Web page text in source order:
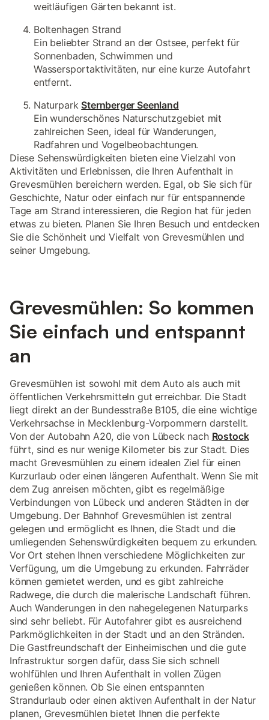
weitläufigen Gärten bekannt ist.
Boltenhagen Strand
Ein beliebter Strand an der Ostsee, perfekt für
Sonnenbaden, Schwimmen und
Wassersportaktivitäten, nur eine kurze Autofahrt
entfernt.
Naturpark Sternberger Seenland
Ein wunderschönes Naturschutzgebiet mit
zahlreichen Seen, ideal für Wanderungen,
Radfahren und Vogelbeobachtungen.
Diese Sehenswürdigkeiten bieten eine Vielzahl von
Aktivitäten und Erlebnissen, die Ihren Aufenthalt in
Grevesmühlen bereichern werden. Egal, ob Sie sich für
Geschichte, Natur oder einfach nur für entspannende
Tage am Strand interessieren, die Region hat für jeden
etwas zu bieten. Planen Sie Ihren Besuch und entdecken
Sie die Schönheit und Vielfalt von Grevesmühlen und
seiner Umgebung.
Grevesmühlen: So kommen
Sie einfach und entspannt
an
Grevesmühlen ist sowohl mit dem Auto als auch mit
öffentlichen Verkehrsmitteln gut erreichbar. Die Stadt
liegt direkt an der Bundesstraße B105, die eine wichtige
Verkehrsachse in Mecklenburg-Vorpommern darstellt.
Von der Autobahn A20, die von Lübeck nach Rostock
führt, sind es nur wenige Kilometer bis zur Stadt. Dies
macht Grevesmühlen zu einem idealen Ziel für einen
Kurzurlaub oder einen längeren Aufenthalt. Wenn Sie mit
dem Zug anreisen möchten, gibt es regelmäßige
Verbindungen von Lübeck und anderen Städten in der
Umgebung. Der Bahnhof Grevesmühlen ist zentral
gelegen und ermöglicht es Ihnen, die Stadt und die
umliegenden Sehenswürdigkeiten bequem zu erkunden.
Vor Ort stehen Ihnen verschiedene Möglichkeiten zur
Verfügung, um die Umgebung zu erkunden. Fahrräder
können gemietet werden, und es gibt zahlreiche
Radwege, die durch die malerische Landschaft führen.
Auch Wanderungen in den nahegelegenen Naturparks
sind sehr beliebt. Für Autofahrer gibt es ausreichend
Parkmöglichkeiten in der Stadt und an den Stränden.
Die Gastfreundschaft der Einheimischen und die gute
Infrastruktur sorgen dafür, dass Sie sich schnell
wohlfühlen und Ihren Aufenthalt in vollen Zügen
genießen können. Ob Sie einen entspannten
Strandurlaub oder einen aktiven Aufenthalt in der Natur
planen, Grevesmühlen bietet Ihnen die perfekte